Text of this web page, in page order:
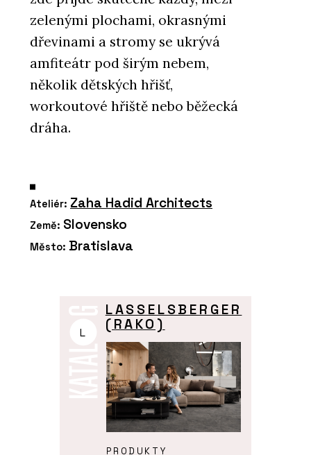
zelenými plochami, okrasnými
dřevinami a stromy se ukrývá
amfiteátr pod širým nebem,
několik dětských hřišť,
workoutové hřiště nebo běžecká
dráha.
Ateliér: Zaha Hadid Architects
Země: Slovensko
Město: Bratislava
L
LASSELSBERGER
(RAKO)
PRODUKTY